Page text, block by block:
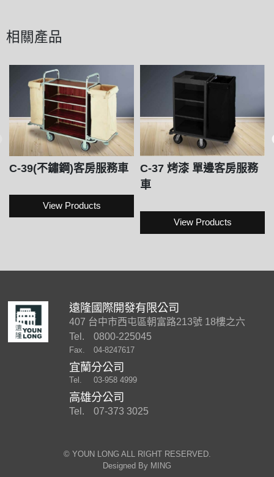
相關產品
C-39(不鏽鋼)客房服務車
View Products
C-37 烤漆 單邊客房服務
車
View Products
遠隆國際開發有限公司
407 台中市西屯區朝富路213號 18樓之六
Tel.
0800-225045
Fax. 04-8247617
宜蘭分公司
Tel. 03-958 4999
高雄分公司
Tel. 07-373 3025
©︎ YOUN LONG ALL RIGHT RESERVED.
Designed By MING